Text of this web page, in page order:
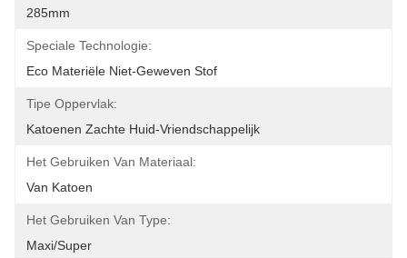
285mm
Speciale Technologie:
Eco Materiële Niet-Geweven Stof
Tipe Oppervlak:
Katoenen Zachte Huid-Vriendschappelijk
Het Gebruiken Van Materiaal:
Van Katoen
Het Gebruiken Van Type:
Maxi/Super